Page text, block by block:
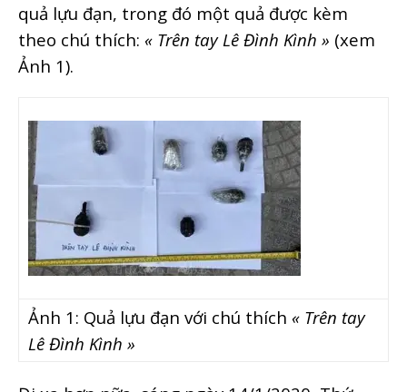
quả lựu đạn, trong đó một quả được kèm
theo chú thích: « Trên tay Lê Đình Kình » (xem
Ảnh 1).
Ảnh 1: Quả lựu đạn với chú thích « Trên tay
Lê Đình Kình »